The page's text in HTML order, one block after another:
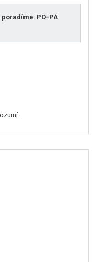
PO-PÁ